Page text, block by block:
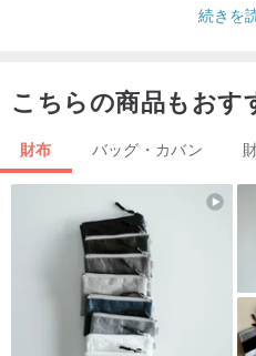
MINIxROSE小さなネジ
死ん作品の山に対する産業革命以
小さなネジの一般的な電源に依存
世界にわずかなタッチを生み出し
続きを
こちらの商品もおす
財布 バッグ・カバン